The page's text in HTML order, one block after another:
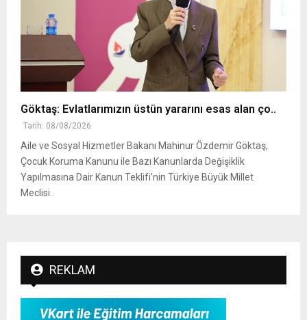
Göktaş: Evlatlarımızın üstün yararını esas alan ço..
Tarih: 08/08/2026
Aile ve Sosyal Hizmetler Bakanı Mahinur Özdemir Göktaş,
Çocuk Koruma Kanunu ile Bazı Kanunlarda Değişiklik
Yapılmasına Dair Kanun Teklifi’nin Türkiye Büyük Millet
Meclisi..
REKLAM